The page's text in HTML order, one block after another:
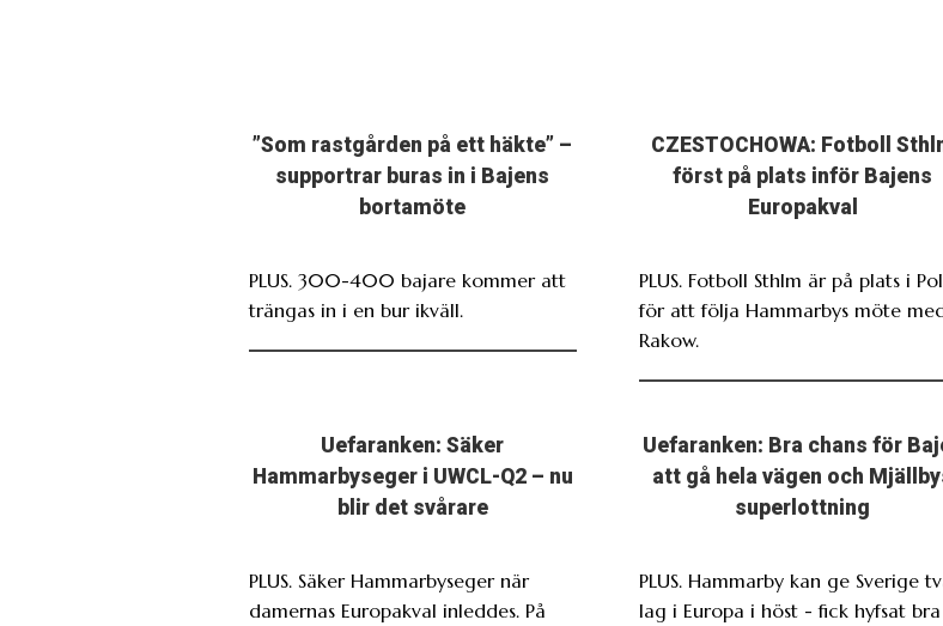
”Som rastgården på ett häkte” –
supportrar buras in i Bajens
bortamöte
PLUS. 300-400 bajare kommer att
trängas in i en bur ikväll.
CZESTOCHOWA: Fotboll
först på plats inför Bajens
Europakval
PLUS. Fotboll Sthlm är på plats i
för att följa Hammarbys möte
Rakow.
Uefaranken: Säker
Hammarbyseger i UWCL-Q2 – nu
blir det svårare
PLUS. Säker Hammarbyseger när
damernas Europakval inleddes. På
Uefaranken: Bra chans för
att gå hela vägen och
superlottning
PLUS. Hammarby kan ge Sverige
lag i Europa i höst - fick hyfsat bra